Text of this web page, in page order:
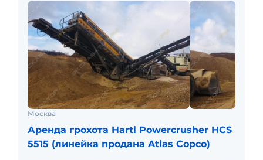
Москва
Аренда грохота Hartl Powercrusher HCS
5515 (линейка продана Atlas Copco)